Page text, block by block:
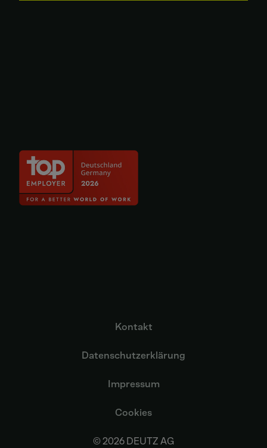
© 2026 DEUTZ AG
Kontakt
Datenschutzerklärung
Impressum
Cookies